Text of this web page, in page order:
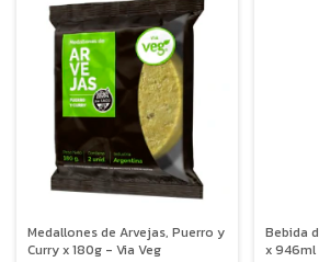
Medallones de Arvejas, Puerro y
Curry x 180g - Via Veg
Bebida
x 946ml